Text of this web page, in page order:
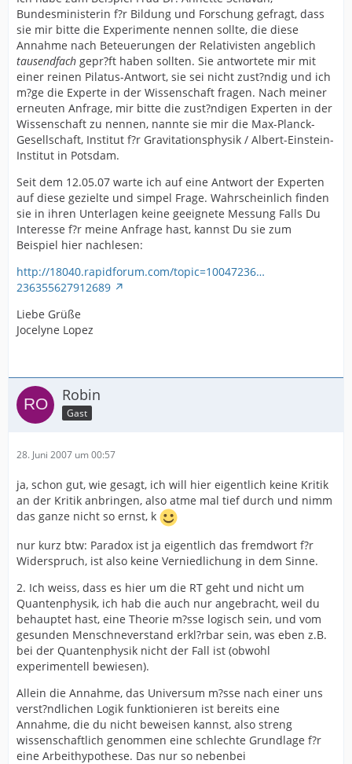
Bundesministerin f?r Bildung und Forschung gefragt, dass
sie mir bitte die Experimente nennen sollte, die diese
Annahme nach Beteuerungen der Relativisten angeblich
tausendfach gepr?ft haben sollten. Sie antwortete mir mit
einer reinen Pilatus-Antwort, sie sei nicht zust?ndig und ich
m?ge die Experte in der Wissenschaft fragen. Nach meiner
erneuten Anfrage, mir bitte die zust?ndigen Experten in der
Wissenschaft zu nennen, nannte sie mir die Max-Planck-
Gesellschaft, Institut f?r Gravitationsphysik / Albert-Einstein-
Institut in Potsdam.
Seit dem 12.05.07 warte ich auf eine Antwort der Experten
auf diese gezielte und simpel Frage. Wahrscheinlich finden
sie in ihren Unterlagen keine geeignete Messung Falls Du
Interesse f?r meine Anfrage hast, kannst Du sie zum
Beispiel hier nachlesen:
http://18040.rapidforum.com/topic=10047236…
236355627912689
Liebe Grüße
Jocelyne Lopez
Robin
Gast
28. Juni 2007 um 00:57
ja, schon gut, wie gesagt, ich will hier eigentlich keine Kritik
an der Kritik anbringen, also atme mal tief durch und nimm
das ganze nicht so ernst, k
nur kurz btw: Paradox ist ja eigentlich das fremdwort f?r
Widerspruch, ist also keine Verniedlichung in dem Sinne.
2. Ich weiss, dass es hier um die RT geht und nicht um
Quantenphysik, ich hab die auch nur angebracht, weil du
behauptet hast, eine Theorie m?sse logisch sein, und vom
gesunden Menschneverstand erkl?rbar sein, was eben z.B.
bei der Quantenphysik nicht der Fall ist (obwohl
experimentell bewiesen).
Allein die Annahme, das Universum m?sse nach einer uns
verst?ndlichen Logik funktionieren ist bereits eine
Annahme, die du nicht beweisen kannst, also streng
wissenschaftlich genommen eine schlechte Grundlage f?r
eine Arbeithypothese. Das nur so nebenbei